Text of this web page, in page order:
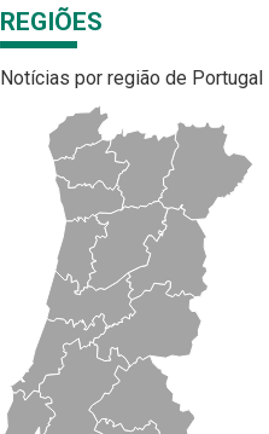
REGIÕES
Notícias por região de Portugal